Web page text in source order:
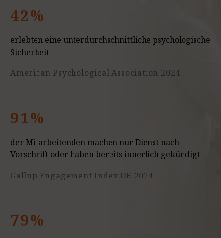
42%
erlebten eine unterdurchschnittliche psychologische
Sicherheit
American Psychological Association 2024
91%
der Mitarbeitenden machen nur Dienst nach
Vorschrift oder haben bereits innerlich gekündigt
Gallup Engagement Index DE 2024
79%